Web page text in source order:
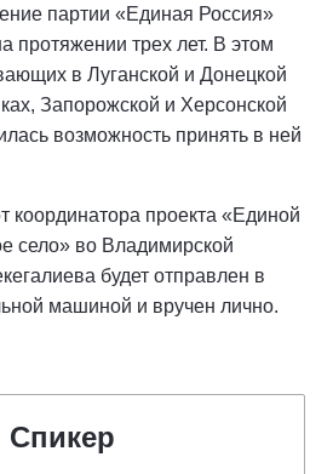
партии «Единая Россия»
протяжении трех лет. В этом
в Луганской и Донецкой
Запорожской и Херсонской
возможность принять в ней
координатора проекта «Единой
село» во Владимирской
будет отправлен в
машиной и вручен лично.
Спикер